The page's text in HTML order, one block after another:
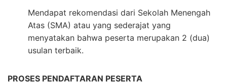
Mendapat rekomendasi dari Sekolah Menengah
Atas (SMA) atau yang sederajat yang
menyatakan bahwa peserta merupakan 2 (dua)
usulan terbaik.
PROSES PENDAFTARAN PESERTA